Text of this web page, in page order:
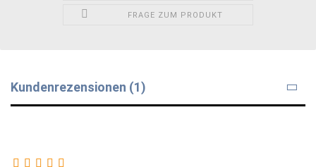
FRAGE ZUM PRODUKT
Kundenrezensionen (1)